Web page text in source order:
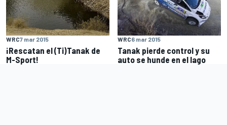
WRC7 mar 2015
¡Rescatan el (Ti)Tanak de
M-Sport!
WRC6 mar 2015
Tanak pierde control y su
auto se hunde en el lago